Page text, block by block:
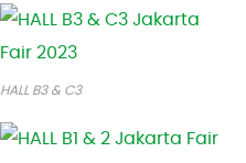
HALL B3 & C3